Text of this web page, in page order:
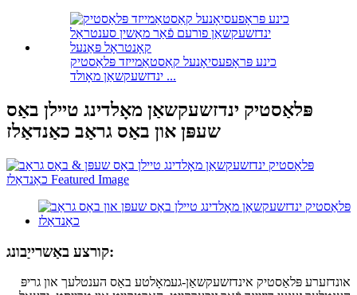
כינע פּראָפעסיאָנעל קאַסטאַמייזד פּלאַסטיק
ינדזשעקשאַן מאָולד ...
פּלאַסטיק ינדזשעקשאַן מאָלדינג טיילן באַס
שעפּן און באַס גראַב כאַנדאַלז
קורצע באַשרייַבונג:
אונדזערע פּלאַסטיק אינדזשעקשאַן-געמאָלטע באַס הענטלעך און גריפּ